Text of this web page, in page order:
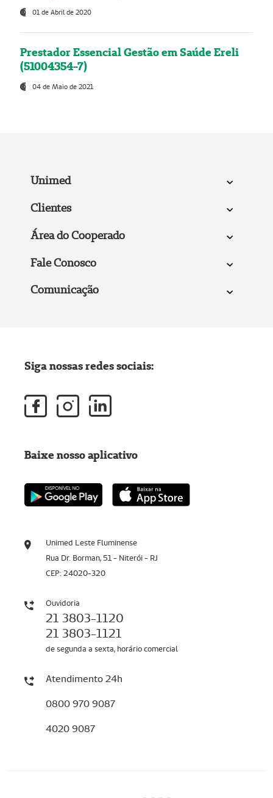
01 de Abril de 2020
Prestador Essencial Gestão em Saúde Ereli
(51004354-7)
04 de Maio de 2021
Unimed
Clientes
Área do Cooperado
Fale Conosco
Comunicação
Unimed Leste Fluminense
Rua Dr. Borman, 51 - Niterói - RJ
CEP: 24020-320
Ouvidoria
21 3803-1120
21 3803-1121
de segunda a sexta, horário comercial
Atendimento 24h
0800 970 9087
4020 9087
Siga nossas redes sociais:
Baixe nosso aplicativo